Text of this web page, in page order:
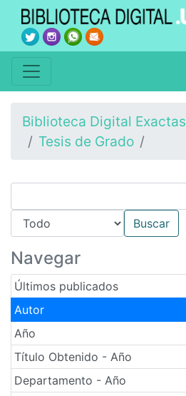
Biblioteca Digital Exactas
Tesis de Grado
Navegar
Últimos publicados
Autor
Año
Título Obtenido - Año
Departamento - Año